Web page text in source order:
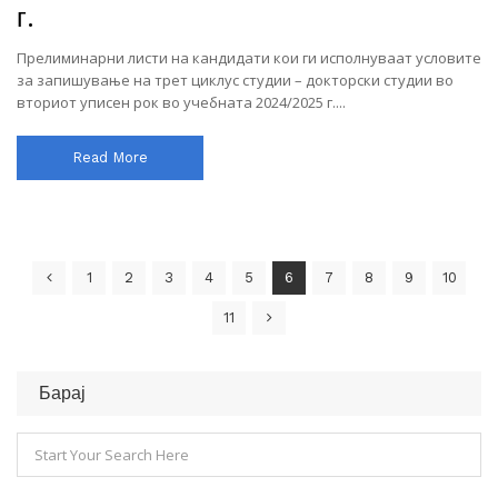
г.
Прелиминарни листи на кандидати кои ги исполнуваат условите
за запишување на трет циклус студии – докторски студии во
вториот уписен рок во учебната 2024/2025 г....
Read More
1 2 3 4 5 6 7 8 9 10
11
Барај